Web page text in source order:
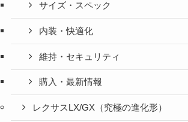
サイズ・スペック
内装・快適化
維持・セキュリティ
購入・最新情報
レクサスLX/GX（究極の進化形）